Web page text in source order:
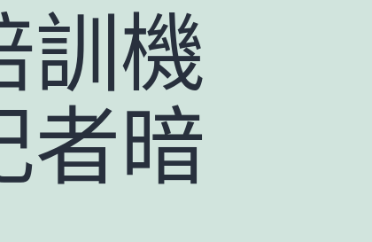
訓機
者暗